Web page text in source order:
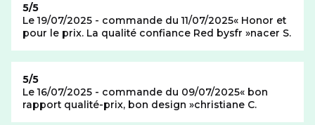
Note de
5/5
Le 19/07/2025 - commande du 11/07/2025
Honor et
pour le prix. La qualité confiance Red bysfr
nacer S.
Note de
5/5
Le 16/07/2025 - commande du 09/07/2025
bon
rapport qualité-prix, bon design
christiane C.